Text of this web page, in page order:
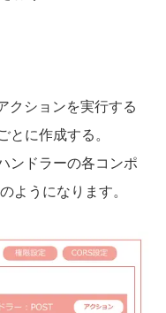
クションを実行する
に作成する。
ンドラーの各コンポ
ようになります。